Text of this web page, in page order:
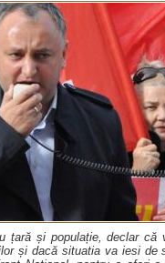
țară și populație, declar
și dacă situatia va iesi